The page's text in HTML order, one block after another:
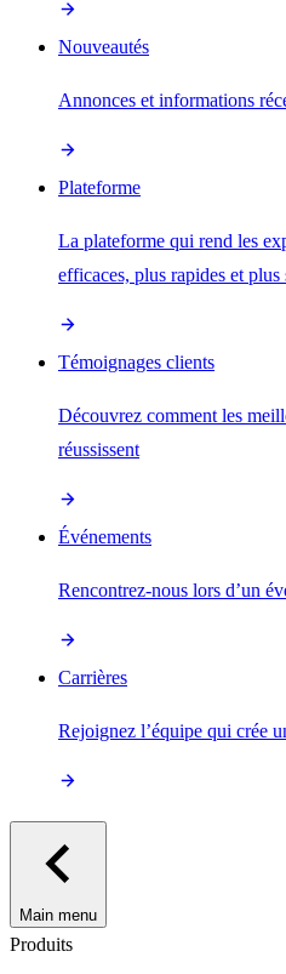
Nouveautés
Annonces et informations
Plateforme
La plateforme qui rend les
efficaces, plus rapides et plus
Témoignages clients
Découvrez comment les
réussissent
Événements
Rencontrez-nous lors d’un
Carrières
Rejoignez l’équipe qui crée
Main menu
Produits